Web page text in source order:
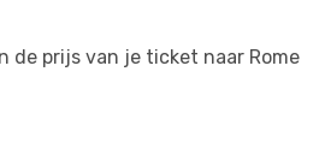
de prijs van je ticket naar Rome